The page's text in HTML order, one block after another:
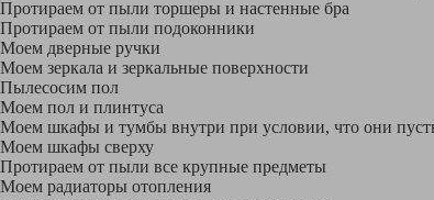
Протираем от пыли торшеры и настенные бра
Протираем от пыли подоконники
Моем дверные ручки
Моем зеркала и зеркальные поверхности
Пылесосим пол
Моем пол и плинтуса
Моем шкафы и тумбы внутри при условии, что они
Моем шкафы сверху
Протираем от пыли все крупные предметы
Моем радиаторы отопления